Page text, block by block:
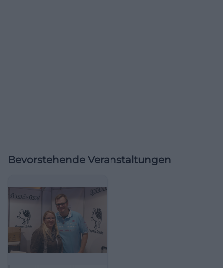
Bevorstehende Veranstaltungen